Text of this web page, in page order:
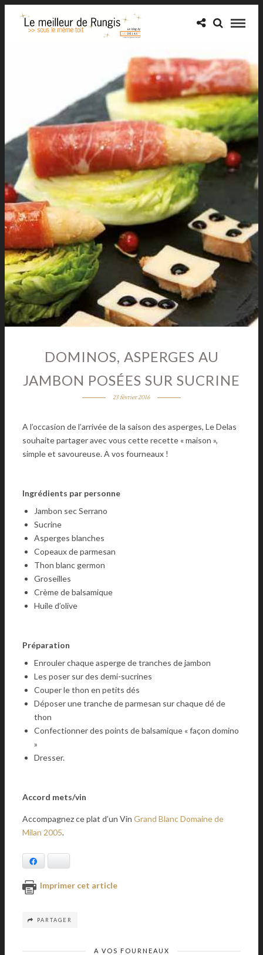
DOMINOS, ASPERGES AU
JAMBON POSÉES SUR SUCRINE
23 février 2016
A l’occasion de l’arrivée de la saison des asperges, Le Delas
souhaite partager avec vous cette recette « maison »,
simple et savoureuse. A vos fourneaux !
Ingrédients par personne
Jambon sec Serrano
Sucrine
Asperges blanches
Copeaux de parmesan
Thon blanc germon
Groseilles
Crème de balsamique
Huile d’olive
Préparation
Enrouler chaque asperge de tranches de jambon
Les poser sur des demi-sucrines
Couper le thon en petits dés
Déposer une tranche de parmesan sur chaque dé de
thon
Confectionner des points de balsamique « façon domino
»
Dresser.
Accord mets/vin
Accompagnez ce plat d’un Vin Grand Blanc Domaine de
Milan 2005.
Imprimer cet article
PARTAGER
A VOS FOURNEAUX